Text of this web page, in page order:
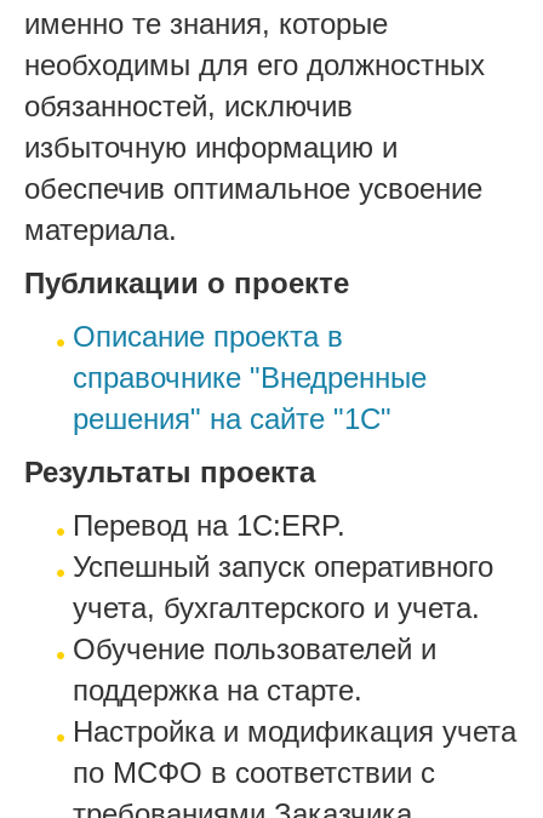
именно те знания, которые
необходимы для его должностных
обязанностей, исключив
избыточную информацию и
обеспечив оптимальное усвоение
материала.
Публикации о проекте
Описание проекта в
справочнике "Внедренные
решения" на сайте "1С"
Результаты проекта
Перевод на 1С:ERP.
Успешный запуск оперативного
учета, бухгалтерского и учета.
Обучение пользователей и
поддержка на старте.
Настройка и модификация учета
по МСФО в соответствии с